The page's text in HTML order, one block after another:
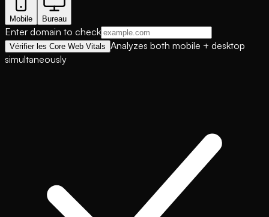
Mobile Bureau
Enter domain to check
Vérifier les Core Web Vitals Analyzes both mobile + desktop
simultaneously